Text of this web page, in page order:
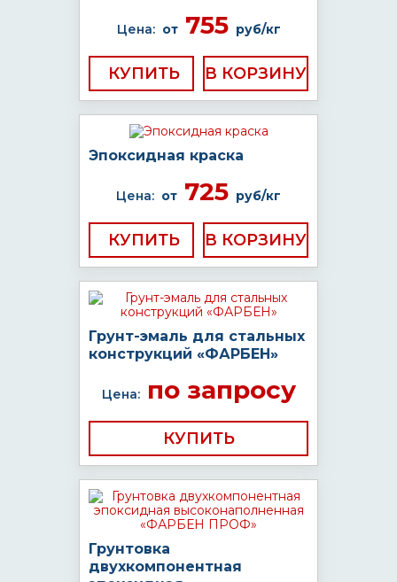
Цена: от755 руб/кг
КУПИТЬ
Эпоксидная краска
Цена: от 725 руб/кг
КУПИТЬ
Грунт-эмаль для стальных
конструкций «ФАРБЕН»
Цена:по запросу
КУПИТЬ
Грунтовка
двухкомпонентная